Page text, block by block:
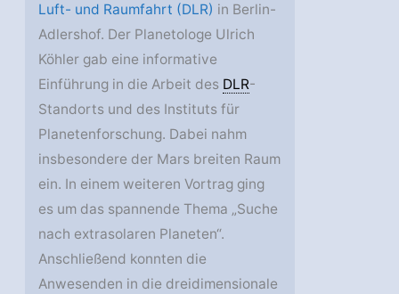
Luft- und Raumfahrt (DLR) in Berlin-
Adlershof. Der Planetologe Ulrich
Köhler gab eine informative
Einführung in die Arbeit des DLR-
Standorts und des Instituts für
Planetenforschung. Dabei nahm
insbesondere der Mars breiten Raum
ein. In einem weiteren Vortrag ging
es um das spannende Thema „Suche
nach extrasolaren Planeten“.
Anschließend konnten die
Anwesenden in die dreidimensionale